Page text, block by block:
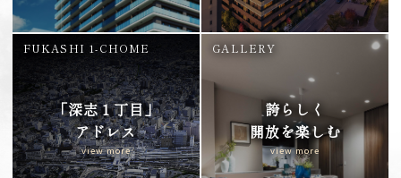
FUKASHI 1-CHOME
「深志１丁目」
アドレス
view more
GALLERY
誇らしく
開放を楽しむ
view more